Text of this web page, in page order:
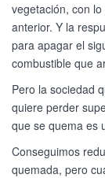
vegetación, con
anterior. Y la
para apagar el
combustible que
Pero la sociedad
quiere perder
que se quema es
Conseguimos
quemada, pero